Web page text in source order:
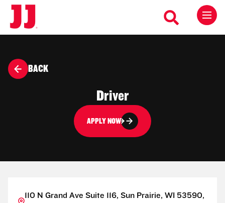
BACK
Driver
APPLY NOW
110 N Grand Ave Suite 116, Sun Prairie, WI 53590,